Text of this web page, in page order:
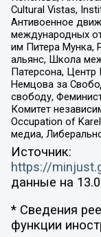
Cultural Vistas,
Антивоенное
международных
им Питера Мунка,
альянс, Школа
Патерсона,
Немцова за
свободу,
Комитет
Occupation of
медиа,
Источник:
https://
данные на
* Сведения
функции